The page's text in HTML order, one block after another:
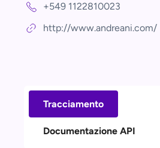
+549 1122810023
http://www.andreani.com/
Tracciamento
Documentazione API